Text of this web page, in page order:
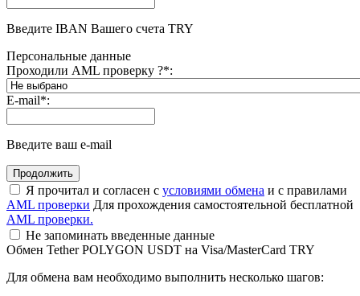
Введите IBAN Вашего счета TRY
Персональные данные
Проходили AML проверку ?*:
E-mail*:
Введите ваш e-mail
Я прочитал и согласен с условиями обмена и с правилами
AML проверки Для прохождения самостоятельной бесплатной
AML проверки.
Не запоминать введенные данные
Обмен Tether POLYGON USDT на Visa/MasterCard TRY
Для обмена вам необходимо выполнить несколько шагов: